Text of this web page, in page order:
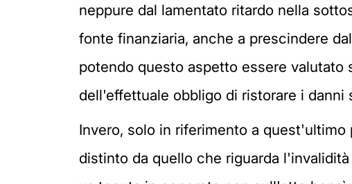
neppure dal lamentato ritardo nella
fonte finanziaria, anche a prescindere
potendo questo aspetto essere valutato
dell'effettuale obbligo di ristorare i danni
Invero, solo in riferimento a
distinto da quello che riguarda